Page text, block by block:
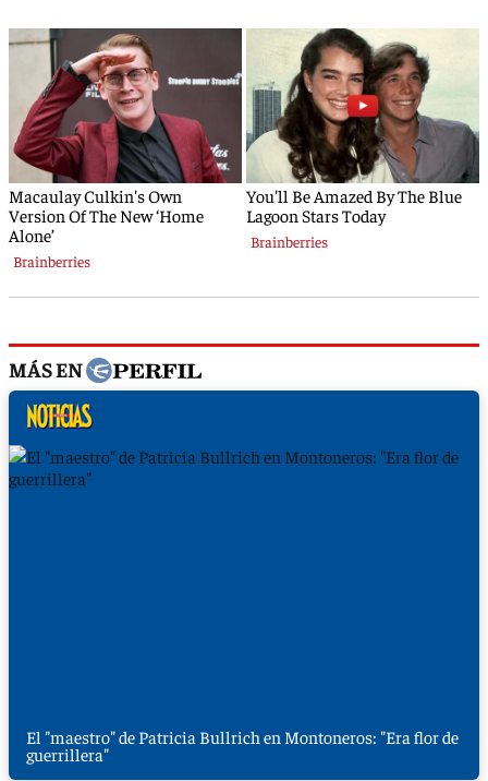
MÁS EN
El "maestro" de Patricia Bullrich en Montoneros: "Era flor de
guerrillera"